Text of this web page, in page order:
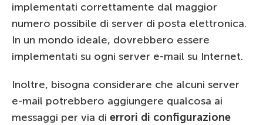
implementati correttamente dal maggior
numero possibile di server di posta elettronica.
In un mondo ideale, dovrebbero essere
implementati su ogni server e-mail su Internet.
Inoltre, bisogna considerare che alcuni server
e-mail potrebbero aggiungere qualcosa ai
messaggi per via di errori di configurazione